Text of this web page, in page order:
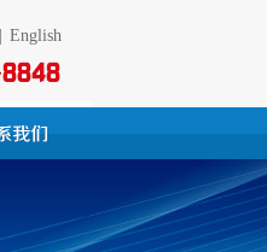
English